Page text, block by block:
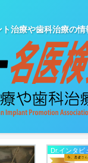
治療や歯科治療の情
Dr.インタビ